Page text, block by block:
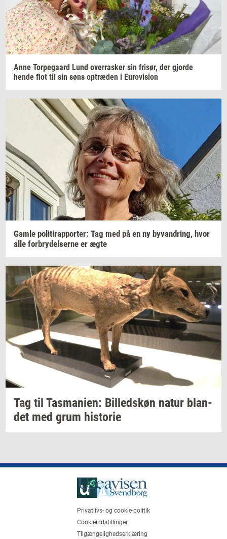
Anne Tor­pe­gaard Lund over­ra­sker sin fri­sør, der gjor­de
hende flot til sin søns op­træ­den i Eu­ro­vi­sion
Gamle po­li­tirap­por­ter: Tag med på en ny byvan­dring, hvor
alle for­bry­del­ser­ne er ægte
Tag til Tas­ma­ni­en: Bil­leds­køn natur blan­
det med grum hi­sto­rie
Privatlivs- og cookie-politik
Cookieindstillinger
Tilgængelighedserklæring